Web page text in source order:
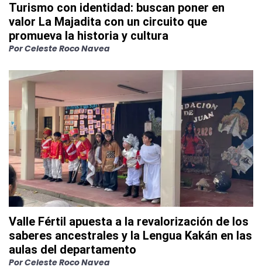
Turismo con identidad: buscan poner en
valor La Majadita con un circuito que
promueva la historia y cultura
PorCeleste Roco Navea
Valle Fértil apuesta a la revalorización de los
saberes ancestrales y la Lengua Kakán en las
aulas del departamento
PorCeleste Roco Navea